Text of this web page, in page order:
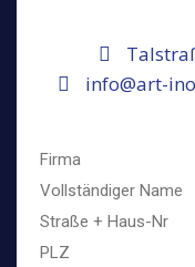
info@art-